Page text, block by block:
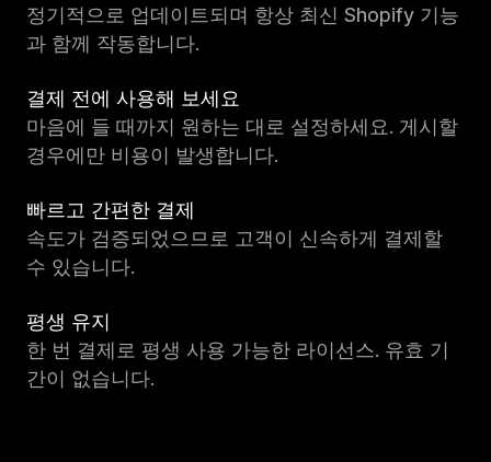
정기적으로 업데이트되며 항상 최신 Shopify 기능
과 함께 작동합니다.
결제 전에 사용해 보세요
마음에 들 때까지 원하는 대로 설정하세요. 게시할
경우에만 비용이 발생합니다.
빠르고 간편한 결제
속도가 검증되었으므로 고객이 신속하게 결제할
수 있습니다.
평생 유지
한 번 결제로 평생 사용 가능한 라이선스. 유효 기
간이 없습니다.